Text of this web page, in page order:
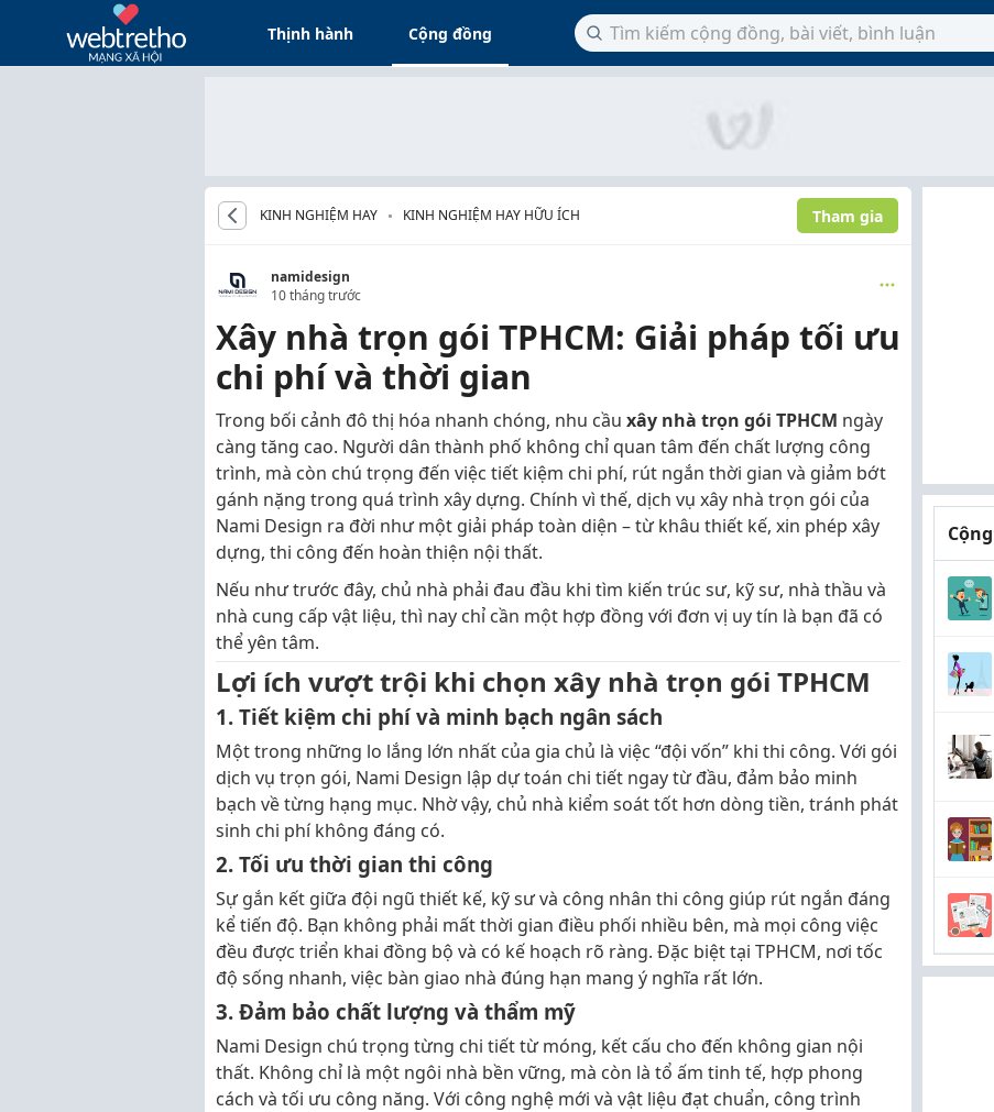
Thịnh hành Cộng đồng
KINH NGHIỆM HAY KINH NGHIỆM HAY HỮU ÍCH Tham gia
namidesign
10 tháng trước
Xây nhà trọn gói TPHCM: Giải pháp tối ưu
chi phí và thời gian
Trong bối cảnh đô thị hóa nhanh chóng, nhu cầu xây nhà trọn gói TPHCM ngày
càng tăng cao. Người dân thành phố không chỉ quan tâm đến chất lượng công
trình, mà còn chú trọng đến việc tiết kiệm chi phí, rút ngắn thời gian và giảm bớt
gánh nặng trong quá trình xây dựng. Chính vì thế, dịch vụ xây nhà trọn gói của
Nami Design ra đời như một giải pháp toàn diện – từ khâu thiết kế, xin phép xây
dựng, thi công đến hoàn thiện nội thất.
Nếu như trước đây, chủ nhà phải đau đầu khi tìm kiến trúc sư, kỹ sư, nhà thầu và
nhà cung cấp vật liệu, thì nay chỉ cần một hợp đồng với đơn vị uy tín là bạn đã có
thể yên tâm.
Lợi ích vượt trội khi chọn xây nhà trọn gói TPHCM
1. Tiết kiệm chi phí và minh bạch ngân sách
Một trong những lo lắng lớn nhất của gia chủ là việc “đội vốn” khi thi công. Với gói
dịch vụ trọn gói, Nami Design lập dự toán chi tiết ngay từ đầu, đảm bảo minh
bạch về từng hạng mục. Nhờ vậy, chủ nhà kiểm soát tốt hơn dòng tiền, tránh phát
sinh chi phí không đáng có.
2. Tối ưu thời gian thi công
Sự gắn kết giữa đội ngũ thiết kế, kỹ sư và công nhân thi công giúp rút ngắn đáng
kể tiến độ. Bạn không phải mất thời gian điều phối nhiều bên, mà mọi công việc
đều được triển khai đồng bộ và có kế hoạch rõ ràng. Đặc biệt tại TPHCM, nơi tốc
độ sống nhanh, việc bàn giao nhà đúng hạn mang ý nghĩa rất lớn.
3. Đảm bảo chất lượng và thẩm mỹ
Nami Design chú trọng từng chi tiết từ móng, kết cấu cho đến không gian nội
thất. Không chỉ là một ngôi nhà bền vững, mà còn là tổ ấm tinh tế, hợp phong
cách và tối ưu công năng. Với công nghệ mới và vật liệu đạt chuẩn, công trình